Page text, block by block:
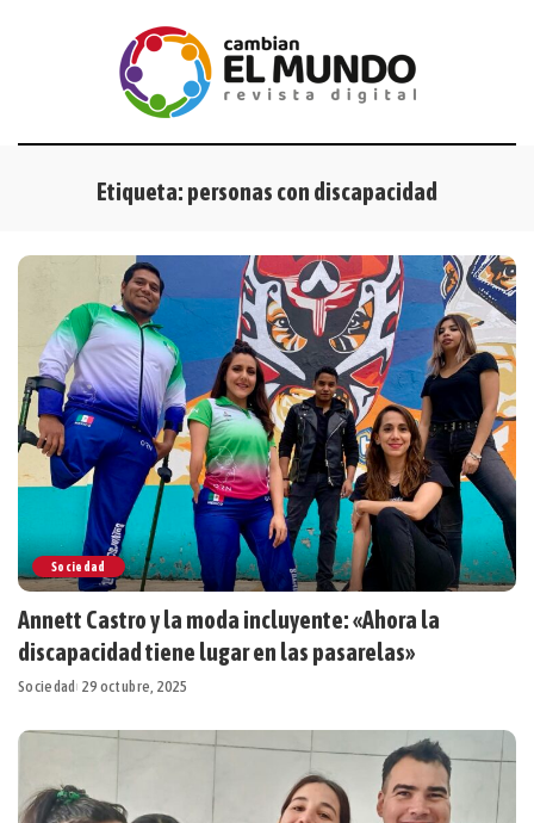
Etiqueta:personas con discapacidad
Sociedad
Annett Castro y la moda incluyente: «Ahora la
discapacidad tiene lugar en las pasarelas»
Sociedad 29 octubre, 2025